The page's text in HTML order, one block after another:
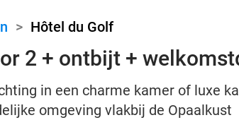
> Hôtel du Golf
2 + ontbijt +
in een charme kamer of luxe
omgeving vlakbij de Opaalkust